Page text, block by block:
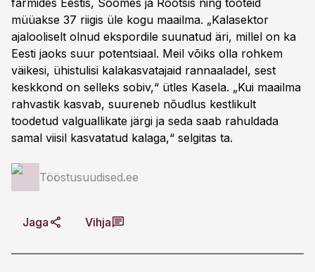
farmides Eestis, Soomes ja Rootsis ning tooteid
müüakse 37 riigis üle kogu maailma. „Kalasektor
ajalooliselt olnud ekspordile suunatud äri, millel on ka
Eesti jaoks suur potentsiaal. Meil võiks olla rohkem
väikesi, ühistulisi kalakasvatajaid rannaaladel, sest
keskkond on selleks sobiv,“ ütles Kasela. „Kui maailma
rahvastik kasvab, suureneb nõudlus kestlikult
toodetud valguallikate järgi ja seda saab rahuldada
samal viisil kasvatatud kalaga,“ selgitas ta.
Tööstusuudised.ee
Jaga Vihja